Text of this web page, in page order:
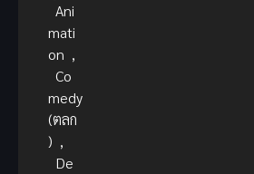
Ani
mati
on ,
Co
medy
(ตลก
) ,
De